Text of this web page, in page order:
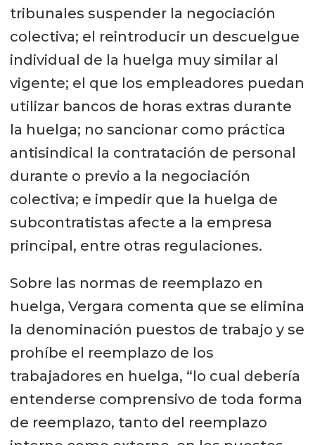
tribunales suspender la negociación
colectiva; el reintroducir un descuelgue
individual de la huelga muy similar al
vigente; el que los empleadores puedan
utilizar bancos de horas extras durante
la huelga; no sancionar como práctica
antisindical la contratación de personal
durante o previo a la negociación
colectiva; e impedir que la huelga de
subcontratistas afecte a la empresa
principal, entre otras regulaciones.
Sobre las normas de reemplazo en
huelga, Vergara comenta que se elimina
la denominación puestos de trabajo y se
prohíbe el reemplazo de los
trabajadores en huelga, “lo cual debería
entenderse comprensivo de toda forma
de reemplazo, tanto del reemplazo